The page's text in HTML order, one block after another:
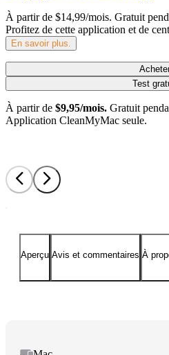
À partir de $14,99/mois. Gratuit
Profitez de cette application et de
En savoir plus.
Test
À partir de $9,95/mois. Gratuit
Application CleanMyMac seule.
Aperçu Avis et commentaires À